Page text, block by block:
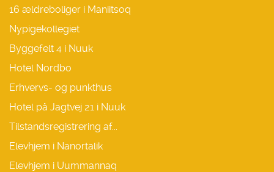
16 ældreboliger i Maniitsoq
Nypigekollegiet
Byggefelt 4 i Nuuk
Hotel Nordbo
Erhvervs- og punkthus
Hotel på Jagtvej 21 i Nuuk
Tilstandsregistrering af...
Elevhjem i Nanortalik
Elevhjem i Uummannaq